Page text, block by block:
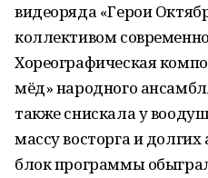
видеоряда «Герои
коллективом
Хореографическая
мёд» народного
также снискала у
массу восторга и
блок программы